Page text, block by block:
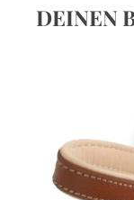
DEINEN